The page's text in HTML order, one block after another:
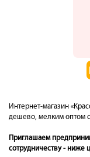
Интернет-магазин
дешево, мелким оптом с
Приглашаем
сотрудничеству - ниже